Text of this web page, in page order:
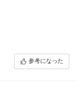
参考になった